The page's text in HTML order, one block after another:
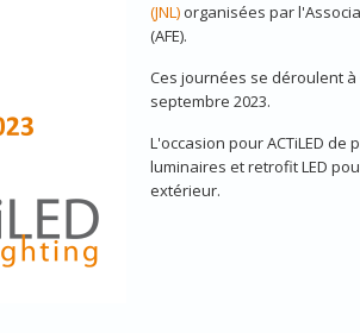
(JNL)organisées par
(AFE).
Ces journées se déroulent à
septembre 2023.
L'occasion pour ACTiLED
luminaires et retrofit LED
extérieur.